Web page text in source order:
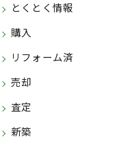
とくとく情報
購入
リフォーム済
売却
査定
新築